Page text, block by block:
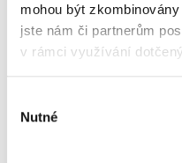
mohou být
jste nám či partnerům
v rámci využívání
souhlasu
Nutné